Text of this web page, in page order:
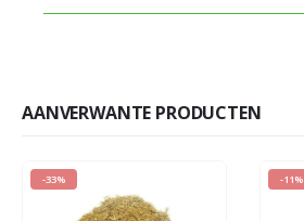
AANVERWANTE PRODUCTEN
-33% -11%